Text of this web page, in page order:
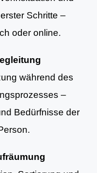
Schritte –
oder online.
während des
–
Bedürfnisse der